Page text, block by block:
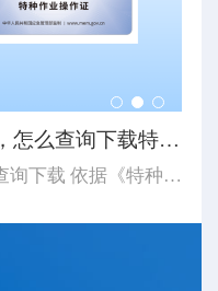
【证书查询】手把手教你，怎么查询下载特种作业操作证...
特种作业操作证 手把手教你查询下载 依据《特种作业人员安全技术培训考核管理规定》（应急管理部令第19号）《应急管理部办公厅关于更新特种作业操作证式样的通知》（应急厅〔2026〕14号）应急管理部对特种作业操作证式样进行了调整新版证书式样自2026年6月1日起正式启用。如果查询下载特种作业操作证...